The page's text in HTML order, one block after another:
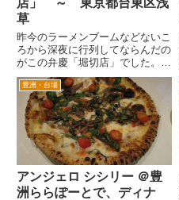
店」 ～ 東京都台東区浅
草
昨今のラーメンブームなどないこ
ろから深夜に行列してならんだの
がこの弁慶「堀切店」でした。
立ち食いで、寒い中しばらく並ん
だ記憶があります。 そんな有名
店らーめん弁慶の本店は、浅草で
す。言問橋近く、言問い通り沿
い、言問い橋と、馬道通りの間で
す...
豊洲・台場
アンジェロ シシリー ＠豊
洲ららぽーとで、ディナ